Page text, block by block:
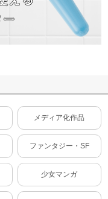
メディア化作品
ファンタジー・SF
少女マンガ